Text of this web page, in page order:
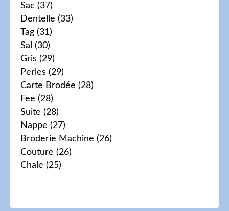
Sac (37)
Dentelle (33)
Tag (31)
Sal (30)
Gris (29)
Perles (29)
Carte Brodée (28)
Fee (28)
Suite (28)
Nappe (27)
Broderie Machine (26)
Couture (26)
Chale (25)